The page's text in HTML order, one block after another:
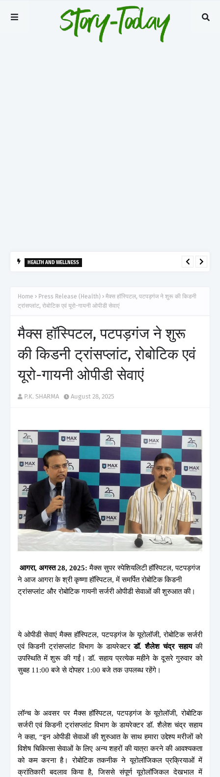
HEALTH AND WELLNESS
Home Press Release (Health)
मैक्स हॉस्पिटल, पटपड़गंज ने शुरू की किडनी
ट्रांसप्लांट, रोबोटिक एवं यूरो-गायनी ओपीडी सेवाएं
मैक्स हॉस्पिटल, पटपड़गंज ने शुरू
की किडनी ट्रांसप्लांट, रोबोटिक एवं
यूरो-गायनी ओपीडी सेवाएं
P.K. SHARMA August 28, 2025
आगरा, अगस्त 28, 2025:मैक्स सुपर स्पेशियलिटी हॉस्पिटल, पटपड़गंज
ने आज आगरा के श्री कृष्णा हॉस्पिटल, में समर्पित रोबोटिक किडनी
ट्रांसप्लांट और रोबोटिक गायनी सर्जरी ओपीडी सेवाओं की शुरुआत की।
ये ओपीडी सेवाएं मैक्स हॉस्पिटल, पटपड़गंज के यूरोलॉजी, रोबोटिक सर्जरी
एवं किडनी ट्रांसप्लांट विभाग के डायरेक्टरडॉ. शैलेश चंद्र सहायकी
उपस्थिति में शुरू की गईं। डॉ. सहाय प्रत्येक महीने के दूसरे गुरुवार को
सुबह 11:00 बजे से दोपहर 1:00 बजे तक उपलब्ध रहेंगे।
लॉन्च के अवसर पर मैक्स हॉस्पिटल, पटपड़गंज के यूरोलॉजी, रोबोटिक
सर्जरी एवं किडनी ट्रांसप्लांट विभाग के डायरेक्टर डॉ. शैलेश चंद्र सहाय
ने कहा, “इन ओपीडी सेवाओं की शुरुआत के साथ हमारा उद्देश्य मरीजों को
विशेष चिकित्सा सेवाओं के लिए अन्य शहरों की यात्रा करने की आवश्यकता
को कम करना है। रोबोटिक तकनीक ने यूरोलॉजिकल प्रक्रियाओं में
क्रांतिकारी बदलाव किया है, जिससे संपूर्ण यूरोलॉजिकल देखभाल में